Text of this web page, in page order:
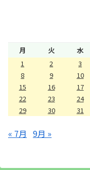
月 火 水
1
2 3
8
9 10
15
16 17
22
23 24
29
30 31
« 7月 9月 »